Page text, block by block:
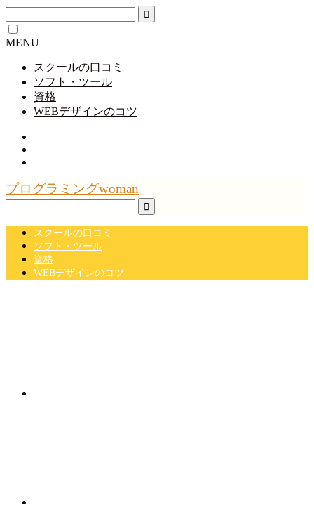
MENU
スクールの口コミ
ソフト・ツール
資格
WEBデザインのコツ
プログラミングwoman
スクールの口コミ
ソフト・ツール
資格
WEBデザインのコツ